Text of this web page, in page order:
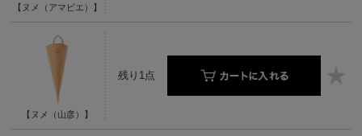
【ヌメ（アマビエ）】
【ヌメ（山彦）】
残り1点